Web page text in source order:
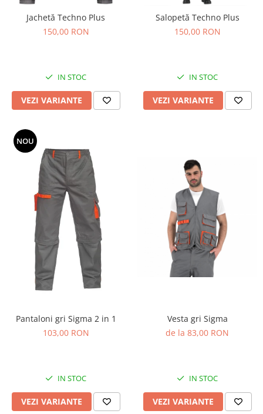
Jachetă Techno Plus
150,00 RON
IN STOC
VEZI VARIANTE
Salopetă Techno Plus
150,00 RON
IN STOC
VEZI VARIANTE
NOU
Pantaloni gri Sigma 2 in 1
103,00 RON
IN STOC
VEZI VARIANTE
Vesta gri Sigma
de la 83,00 RON
IN STOC
VEZI VARIANTE